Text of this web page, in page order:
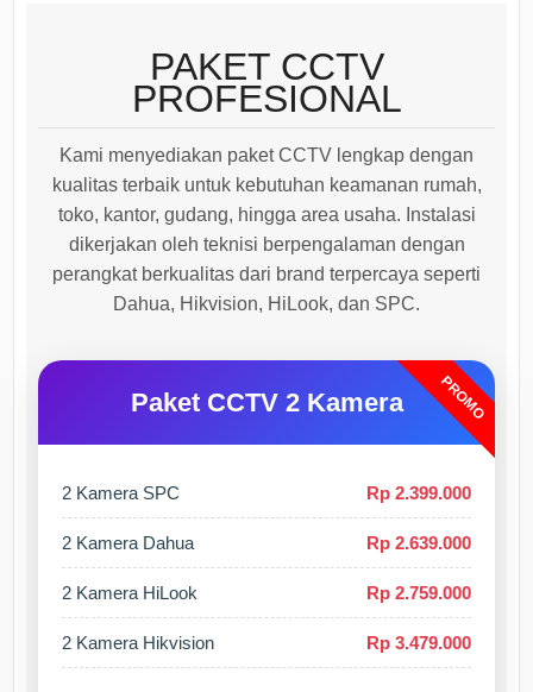
PAKET CCTV
PROFESIONAL
Kami menyediakan paket CCTV lengkap dengan
kualitas terbaik untuk kebutuhan keamanan rumah,
toko, kantor, gudang, hingga area usaha. Instalasi
dikerjakan oleh teknisi berpengalaman dengan
perangkat berkualitas dari brand terpercaya seperti
Dahua, Hikvision, HiLook, dan SPC.
PROMO
Paket CCTV 2 Kamera
2 Kamera SPC Rp 2.399.000
2 Kamera Dahua Rp 2.639.000
2 Kamera HiLook Rp 2.759.000
2 Kamera Hikvision Rp 3.479.000